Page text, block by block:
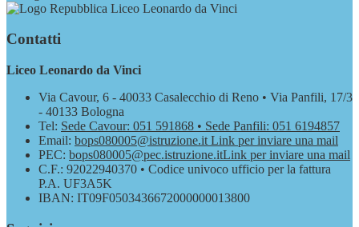
Liceo Leonardo da Vinci
Contatti
Liceo Leonardo da Vinci
Via Cavour, 6 - 40033 Casalecchio di Reno • Via Panfili, 17/3
- 40133 Bologna
Tel: Sede Cavour: 051 591868 • Sede Panfili: 051 6194857
Email: bops080005@istruzione.it Link per inviare una mail
PEC: bops080005@pec.istruzione.itLink per inviare una mail
C.F.: 92022940370 • Codice univoco ufficio per la fattura
P.A. UF3A5K
IBAN: IT09F0503436672000000013800